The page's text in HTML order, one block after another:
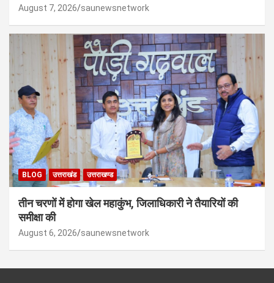
August 7, 2026 saunewsnetwork
BLOG उत्तराखंड उत्तराखण्ड
तीन चरणों में होगा खेल महाकुंभ, जिलाधिकारी ने तैयारियों की
समीक्षा की
August 6, 2026 saunewsnetwork